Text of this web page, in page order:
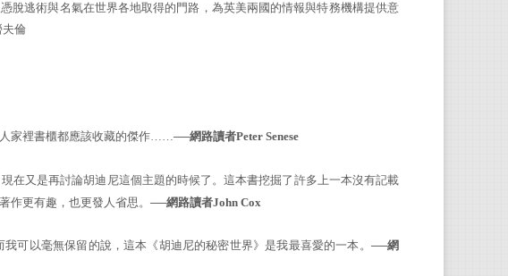
脫逃術與名氣在世界各地取得的門路，為英美兩國的情報與特務機構提供意
倫
家裡書櫃都應該收藏的傑作……──網路讀者Peter Senese
在又是再討論胡迪尼這個主題的時候了。這本書挖掘了許多上一本沒有記載
作更有趣，也更發人省思。──網路讀者John Cox
可以毫無保留的說，這本《胡迪尼的秘密世界》是我最喜愛的一本。──網